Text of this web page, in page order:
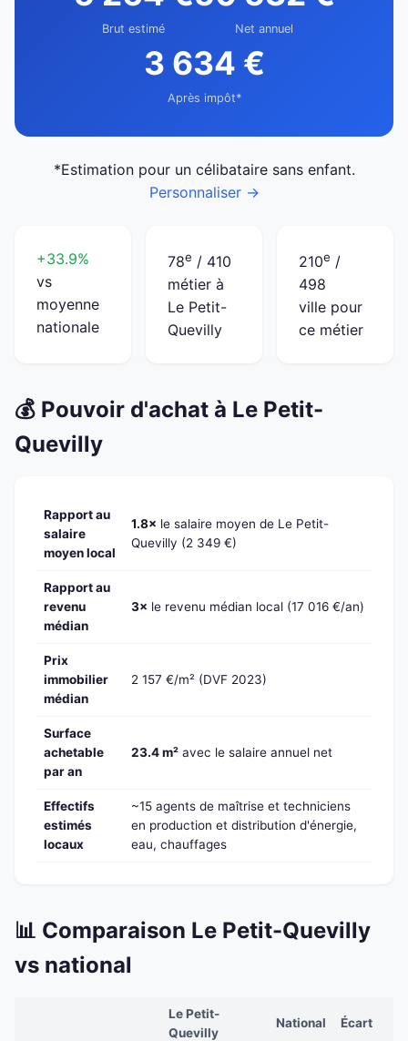
Brut estimé Net annuel
3 634 €
Après impôt*
*Estimation pour un célibataire sans enfant.
Personnaliser →
+33.9%
vs
moyenne
nationale
78e / 410
métier à
Le Petit-
Quevilly
210e /
498
ville pour
ce métier
💰 Pouvoir d'achat à Le Petit-
Quevilly
Rapport au
salaire
moyen local
1.8× le salaire moyen de Le Petit-
Quevilly (2 349 €)
Rapport au
revenu
médian
3× le revenu médian local (17 016 €/an)
Prix
immobilier
médian
2 157 €/m² (DVF 2023)
Surface
achetable
par an
23.4 m² avec le salaire annuel net
Effectifs
estimés
locaux
~15 agents de maîtrise et techniciens
en production et distribution d'énergie,
eau, chauffages
📊 Comparaison Le Petit-Quevilly
vs national
Le Petit-
Quevilly
National Écart